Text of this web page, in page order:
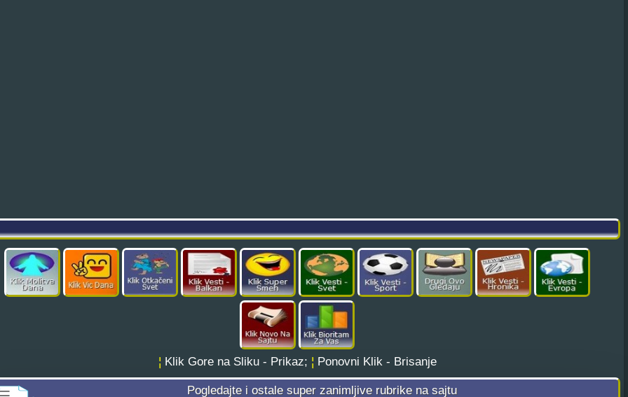
¦ Klik Gore na Sliku - Prikaz; ¦ Ponovni Klik - Brisanje
Pogledajte i ostale super zanimljive rubrike na sajtu